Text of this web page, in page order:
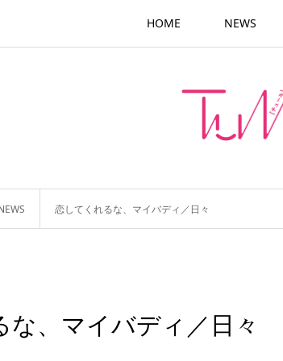
HOME NEWS
恋してくれるな、マイバディ／日々
な、マイバディ／日々